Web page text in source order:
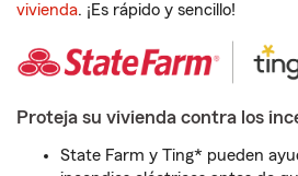
vivienda. ¡Es rápido y sencillo!
Proteja su vivienda contra los
State Farm y Ting* pueden